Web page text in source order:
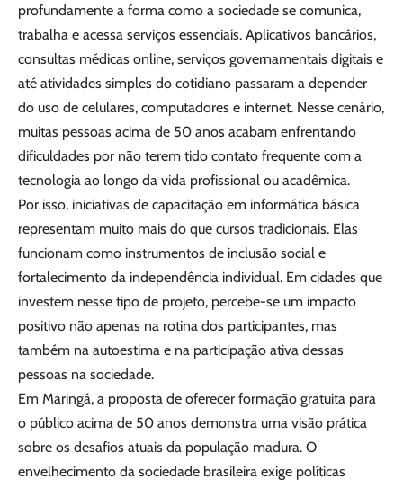
profundamente a forma como a sociedade se comunica,
trabalha e acessa serviços essenciais. Aplicativos bancários,
consultas médicas online, serviços governamentais digitais e
até atividades simples do cotidiano passaram a depender
do uso de celulares, computadores e internet. Nesse cenário,
muitas pessoas acima de 50 anos acabam enfrentando
dificuldades por não terem tido contato frequente com a
tecnologia ao longo da vida profissional ou acadêmica.
Por isso, iniciativas de capacitação em informática básica
representam muito mais do que cursos tradicionais. Elas
funcionam como instrumentos de inclusão social e
fortalecimento da independência individual. Em cidades que
investem nesse tipo de projeto, percebe-se um impacto
positivo não apenas na rotina dos participantes, mas
também na autoestima e na participação ativa dessas
pessoas na sociedade.
Em Maringá, a proposta de oferecer formação gratuita para
o público acima de 50 anos demonstra uma visão prática
sobre os desafios atuais da população madura. O
envelhecimento da sociedade brasileira exige políticas